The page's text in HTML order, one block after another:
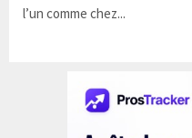
l’un comme chez...